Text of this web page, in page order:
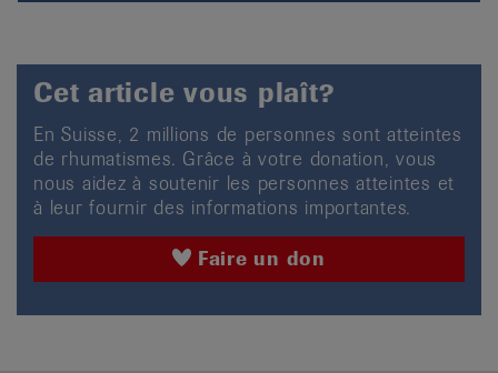
Cet article vous plaît?
En Suisse, 2 millions de personnes sont atteintes
de rhumatismes. Grâce à votre donation, vous
nous aidez à soutenir les personnes atteintes et
à leur fournir des informations importantes.
Faire un don